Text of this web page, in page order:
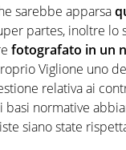
sarebbe apparsa
partes, inoltre
fotografato in un
Viglione uno
relativa ai
normative
siano state